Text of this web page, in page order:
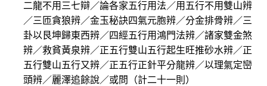
二龍不用三七辯／論各家五行用法／用五行不用雙山辨
／三匝貪狼辨／金玉秘訣四氣元胞辨／分金排骨辨／三
卦以艮坤歸東西辨／四經五行用鴻門法辨／諸家雙金煞
辨／救貧黃泉辨／正五行雙山五行起生旺推砂水辨／正
五行雙山五行又辨／正五行正針平分龍辨／以理氣定巒
頭辨／麗澤追餘說／或問（計二十一則）